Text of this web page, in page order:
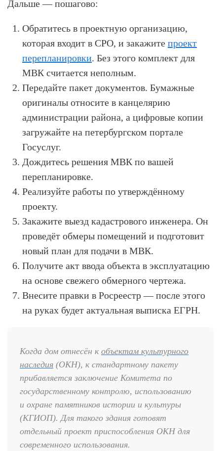
Дальше — пошагово:
Обратитесь в проектную организацию,
которая входит в СРО, и закажите проект
перепланировки. Без этого комплект для
МВК считается неполным.
Передайте пакет документов. Бумажные
оригиналы относите в канцелярию
администрации района, а цифровые копии
загружайте на петербургском портале
Госуслуг.
Дождитесь решения МВК по вашей
перепланировке.
Реализуйте работы по утверждённому
проекту.
Закажите выезд кадастрового инженера. Он
проведёт обмеры помещений и подготовит
новый план для подачи в МВК.
Получите акт ввода объекта в эксплуатацию
на основе свежего обмерного чертежа.
Внесите правки в Росреестр — после этого
на руках будет актуальная выписка ЕГРН.
Когда дом отнесён к объектам культурного
наследия (ОКН), к стандартному пакету
прибавляется заключение Комитета по
государственному контролю, использованию
и охране памятников истории и культуры
(КГИОП). Для такого здания готовят
отдельный проект приспособления ОКН для
современного использования.